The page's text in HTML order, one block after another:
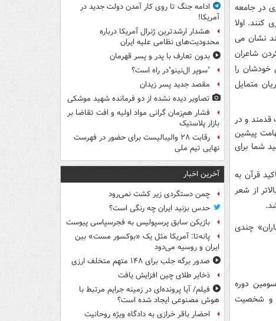
در جامعه
کنند. اولا
نشان می
شاعران
خودشان را
متمایل
قدمند و در
پیشین
شما برای
قرآن به
از شعر
چندی
دوره
و شخصیت
ادامه جنگ تا روی کار آمدن دولت جدید در
آمریکا!
هشدار ارشدترین ژنرال آمریکا درباره
محدودیت‌های نظامی علیه ایران
بدون تعارف با پدر و پسر قهرمان
"سوپر ال‌نینو"در راه است؟
مقصد جدید پسر زیدان
تصاویر دیده‌ نشده از دو فرمانده شهید موشکی
فشار هم‌زمان گرانی مواد اولیه و افت تقاضا بر
بازار پلاستیک
رقابت ۲۸ والیبالیست برای حضور در فهرست
نهایی تیم ملی
آخرین اخبار
چمن دستگردی زیر کشت نمی‌رود
حدس بزنید ایران چه رنگی است؟
بازیکن سابق پرسپولیس به فجرسپاسی پیوست
پانه‌تا: آمریکا مثل یک «بوکسور مست» بین
ایران و روسیه می‌دود
صدور برگه جلب برای ۱۴۸ متهم متخلف ارزی
ذخایر طلای چین افزایش یافت
فیلم/ آیا پرونده‌ای در زمینه جرایم مرتبط با
هوش مصنوعی ایجاد شده است؟
احضار باقر خرازی به دادگاه ویژه روحانیت